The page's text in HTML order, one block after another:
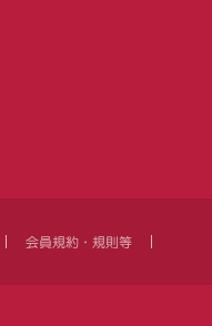
会員規約・規則等